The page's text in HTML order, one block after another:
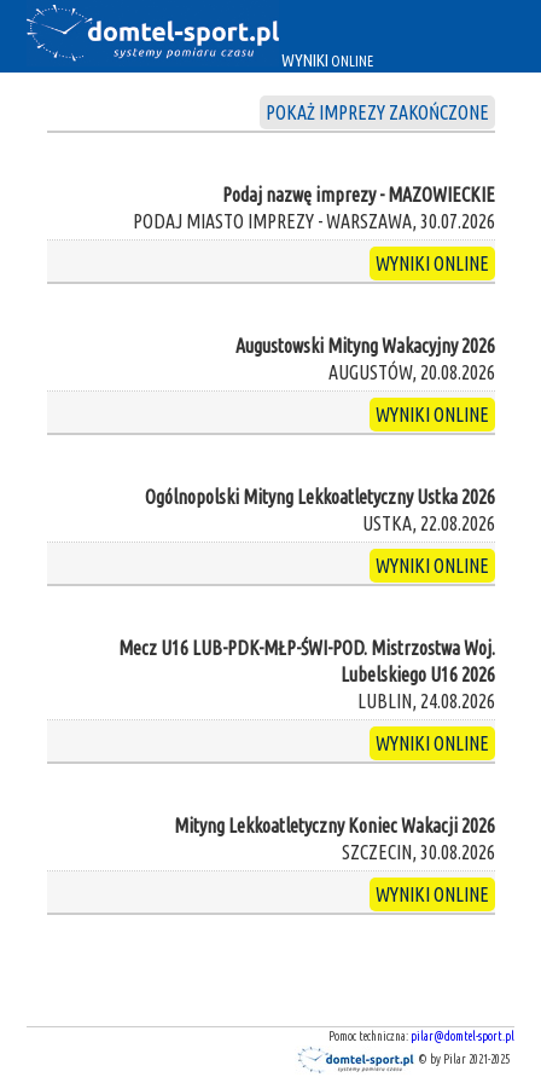
WYNIKI ONLINE
POKAŻ IMPREZY ZAKOŃCZONE
Podaj nazwę imprezy - MAZOWIECKIE
PODAJ MIASTO IMPREZY - WARSZAWA, 30.07.2026
WYNIKI ONLINE
Augustowski Mityng Wakacyjny 2026
AUGUSTÓW, 20.08.2026
WYNIKI ONLINE
Ogólnopolski Mityng Lekkoatletyczny Ustka 2026
USTKA, 22.08.2026
WYNIKI ONLINE
Mecz U16 LUB-PDK-MŁP-ŚWI-POD. Mistrzostwa Woj.
Lubelskiego U16 2026
LUBLIN, 24.08.2026
WYNIKI ONLINE
Mityng Lekkoatletyczny Koniec Wakacji 2026
SZCZECIN, 30.08.2026
WYNIKI ONLINE
Pomoc techniczna: pilar@domtel-sport.pl
© by Pilar 2021-2025